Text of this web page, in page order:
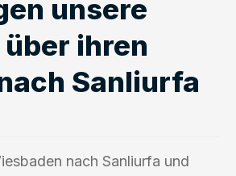
unsere
ihren
Sanliurfa
nach Sanliurfa und